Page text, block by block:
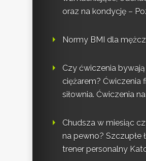
oraz na kondycję –
Normy BMI dla
Czy ćwiczenia
ciężarem? Ćwiczenia
siłownia. Ćwiczenia
Chudsza w miesiąc
na pewno? Szczupłe
trener personalny